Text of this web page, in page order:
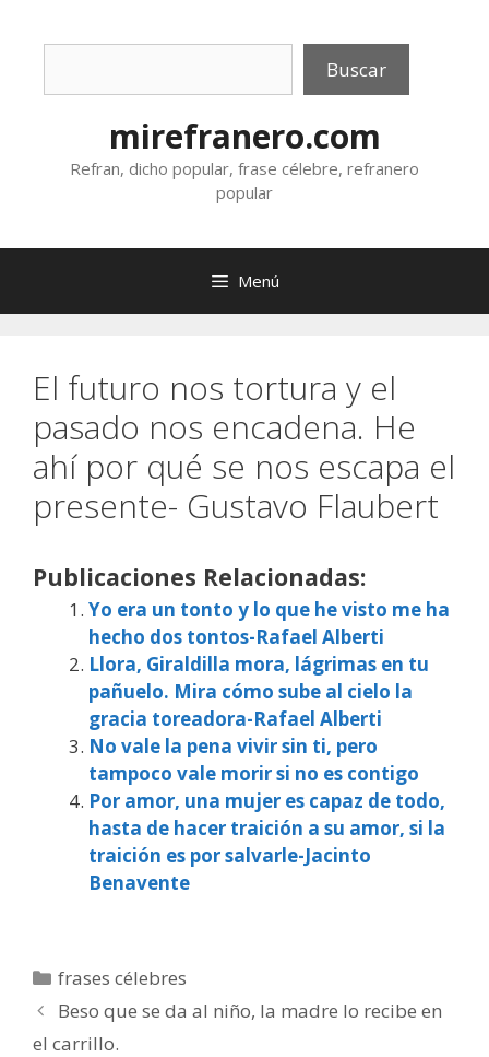
Buscar
mirefranero.com
Refran, dicho popular, frase célebre, refranero
popular
Menú
El futuro nos tortura y el
pasado nos encadena. He
ahí por qué se nos escapa el
presente- Gustavo Flaubert
Publicaciones Relacionadas:
Yo era un tonto y lo que he visto me ha
hecho dos tontos-Rafael Alberti
Llora, Giraldilla mora, lágrimas en tu
pañuelo. Mira cómo sube al cielo la
gracia toreadora-Rafael Alberti
No vale la pena vivir sin ti, pero
tampoco vale morir si no es contigo
Por amor, una mujer es capaz de todo,
hasta de hacer traición a su amor, si la
traición es por salvarle-Jacinto
Benavente
Categorías
frases célebres
Beso que se da al niño, la madre lo recibe en
el carrillo.